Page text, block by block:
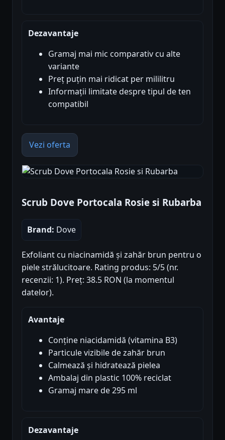
Dezavantaje
Gramaj mai mic comparativ cu alte
variante
Preț puțin mai ridicat per mililitru
Informații limitate despre tipul de ten
compatibil
Vezi oferta
Scrub Dove Portocala Rosie si Rubarba
Brand: Dove
Exfoliant cu niacinamidă și zahăr brun pentru o
piele strălucitoare. Rating produs: 5/5 (nr.
recenzii: 1). Preț: 38.5 RON (la momentul
datelor).
Avantaje
Conține niacidamidă (vitamina B3)
Particule vizibile de zahăr brun
Calmează și hidratează pielea
Ambalaj din plastic 100% reciclat
Gramaj mare de 295 ml
Dezavantaje